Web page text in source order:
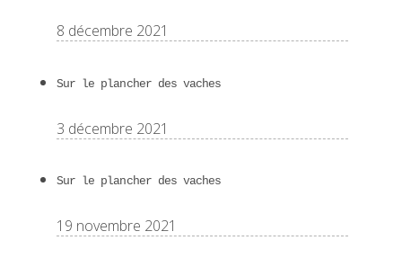
8 décembre 2021
Sur le plancher des vaches
3 décembre 2021
Sur le plancher des vaches
19 novembre 2021